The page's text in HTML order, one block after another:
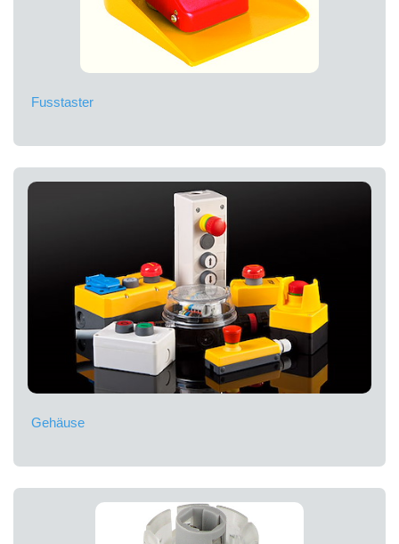
Fusstaster
Gehäuse